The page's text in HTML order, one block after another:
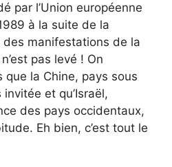
par l’Union européenne
à la suite de la
manifestations de la
pas levé ! On
que la Chine, pays sous
et qu’Israël,
des pays occidentaux,
Eh bien, c’est tout le